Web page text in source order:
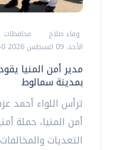
وفاء صلاح
محافظات
الأحد، 09 اغسطس 2026 08:50 م
مدير أمن المنيا
بمدينة سمالوط
ترأس اللواء أحمد
أمن المنيا، حملة
التعديات